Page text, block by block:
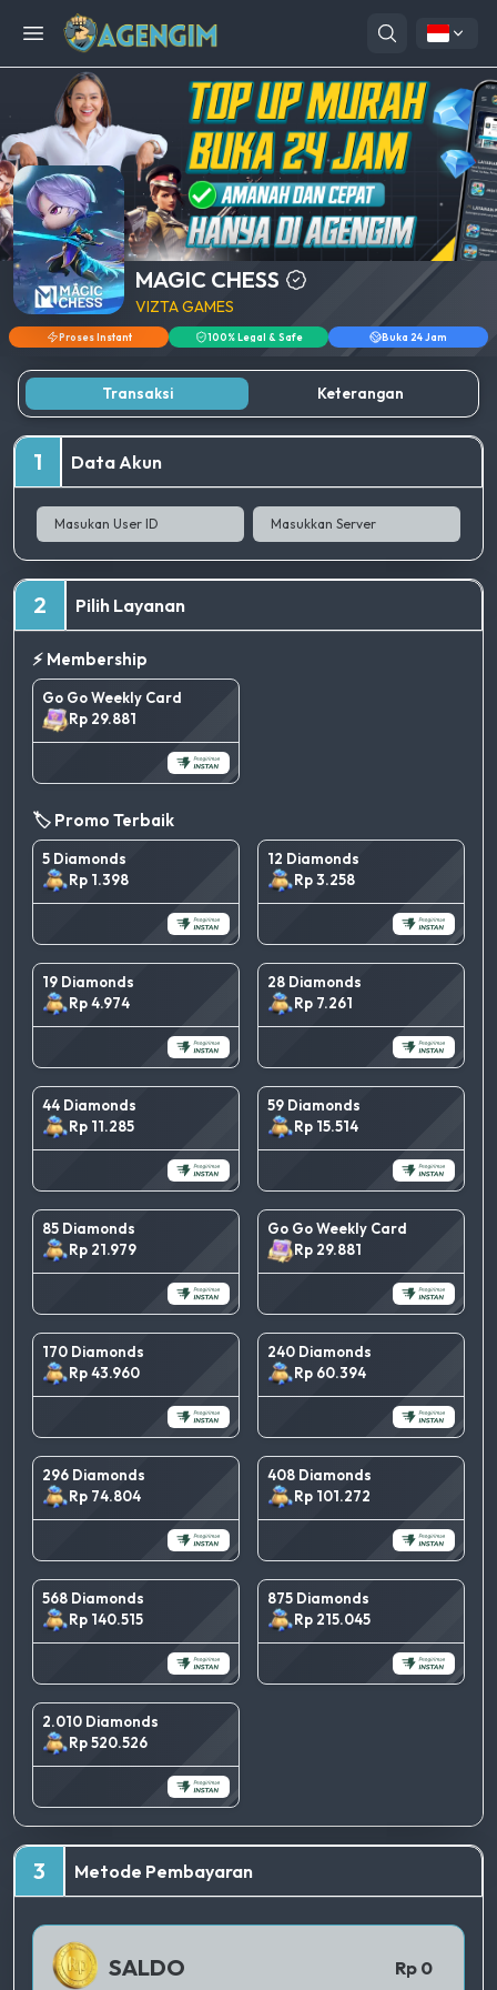
Open menu
MAGIC CHESS
VIZTA GAMES
Proses Instant 100% Legal & Safe Buka 24 Jam
Transaksi Keterangan
1 Data Akun
2 Pilih Layanan
⚡ Membership
Go Go Weekly Card
Rp 29.881
🏷️ Promo Terbaik
5 Diamonds
Rp 1.398
12 Diamonds
Rp 3.258
19 Diamonds
Rp 4.974
28 Diamonds
Rp 7.261
44 Diamonds
Rp 11.285
59 Diamonds
Rp 15.514
85 Diamonds
Rp 21.979
Go Go Weekly Card
Rp 29.881
170 Diamonds
Rp 43.960
240 Diamonds
Rp 60.394
296 Diamonds
Rp 74.804
408 Diamonds
Rp 101.272
568 Diamonds
Rp 140.515
875 Diamonds
Rp 215.045
2.010 Diamonds
Rp 520.526
3 Metode Pembayaran
SALDO Rp 0QRIS 1